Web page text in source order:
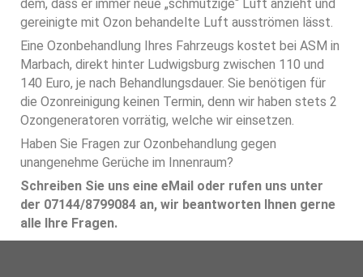
dem, dass er immer neue „schmutzige“ Luft anzieht und
gereinigte mit Ozon behandelte Luft ausströmen lässt.
Eine Ozonbehandlung Ihres Fahrzeugs kostet bei ASM in
Marbach, direkt hinter Ludwigsburg zwischen 110 und
140 Euro, je nach Behandlungsdauer. Sie benötigen für
die Ozonreinigung keinen Termin, denn wir haben stets 2
Ozongeneratoren vorrätig, welche wir einsetzen.
Haben Sie Fragen zur Ozonbehandlung gegen
unangenehme Gerüche im Innenraum?
Schreiben Sie uns eine eMail oder rufen uns unter
der 07144/8799084 an, wir beantworten Ihnen gerne
alle Ihre Fragen.